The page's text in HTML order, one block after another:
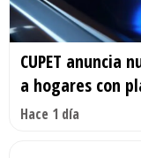
CUPET anuncia
a hogares con
Hace 1 día